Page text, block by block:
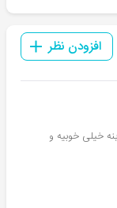
افزودن نظر
خیلی خوبیه و